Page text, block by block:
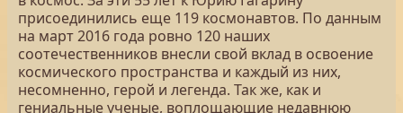
присоединились еще 119 космонавтов. По данным
на март 2016 года ровно 120 наших
соотечественников внесли свой вклад в освоение
космического пространства и каждый из них,
несомненно, герой и легенда. Так же, как и
гениальные ученые, воплощающие недавнюю